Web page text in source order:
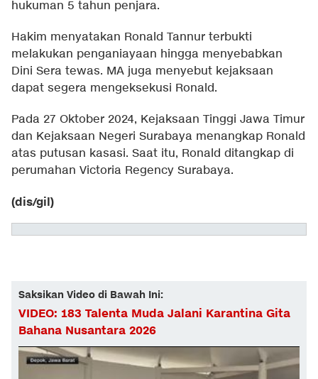
hukuman 5 tahun penjara.
Hakim menyatakan Ronald Tannur terbukti
melakukan penganiayaan hingga menyebabkan
Dini Sera tewas. MA juga menyebut kejaksaan
dapat segera mengeksekusi Ronald.
Pada 27 Oktober 2024, Kejaksaan Tinggi Jawa Timur
dan Kejaksaan Negeri Surabaya menangkap Ronald
atas putusan kasasi. Saat itu, Ronald ditangkap di
perumahan Victoria Regency Surabaya.
(dis/gil)
Saksikan Video di Bawah Ini:
VIDEO: 183 Talenta Muda Jalani Karantina Gita
Bahana Nusantara 2026